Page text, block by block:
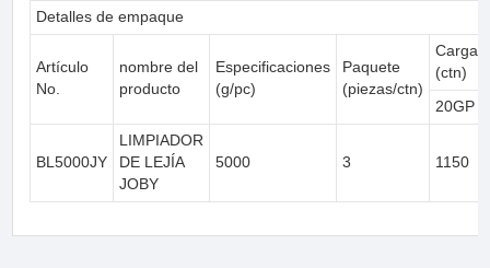
Detalles de empaque
Artículo
No.
nombre del
producto
Especificaciones
(g/pc)
Paquete
(piezas/ctn)
(ctn)
20GP
BL5000JY
LIMPIADOR
DE LEJÍA
JOBY
5000 3 1150